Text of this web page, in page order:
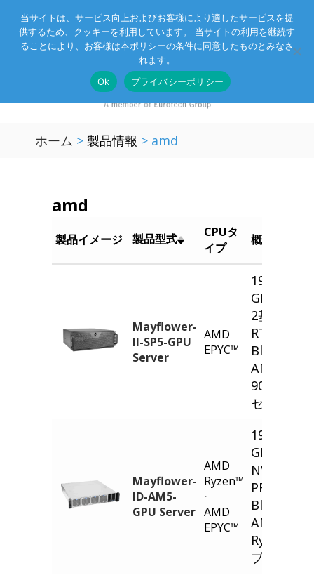
Eurotechグループ お客様サポート お問い合わせ
ホーム > 製品情報 > amd
amd
製品イメージ 製品型式
CPUタ
イプ
概要
Mayflower-
II-SP5-GPU
Server
AMD
EPYC™
19インチ
GPU サー
2基の
RTX
Blackwell
AMD®
9005/
セッサ搭載
Mayflower-
ID-AM5-
GPU Server
AMD
Ryzen™
⋅
AMD
EPYC™
19インチ
GPU サー
NVIDIA®
PRO™
Blackwell
AMD®
Ryzen™/
プロセッ
当サイトは、サービス向上およびお客様により適したサービスを提
供するため、クッキーを利用しています。 当サイトの利用を継続す
ることにより、お客様は本ポリシーの条件に同意したものとみなさ
れます。
Ok
プライバシーポリシー